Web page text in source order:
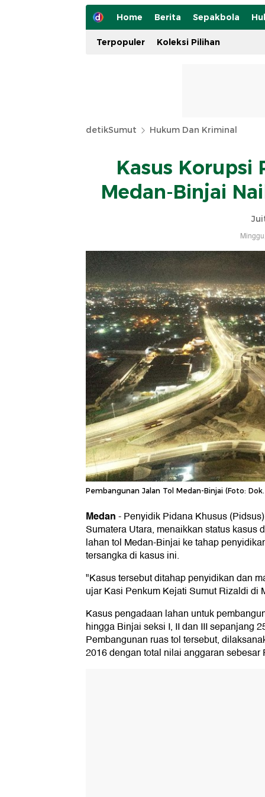
Home Berita Sepakbola
Terpopuler Koleksi Pilihan
detikSumut Hukum Dan Kriminal
Kasus Korupsi
Medan-Binjai
Pembangunan Jalan Tol Medan-Binjai (Foto:
Medan-Penyidik Pidana Khusus
Sumatera Utara, menaikkan status kasus
lahan tol Medan-Binjai ke tahap
tersangka di kasus ini.
"Kasus tersebut ditahap penyidikan dan
ujar Kasi Penkum Kejati Sumut Rizaldi di
Kasus pengadaan lahan untuk
hingga Binjai seksi I, II dan III sepanjang
Pembangunan ruas tol tersebut,
2016 dengan total nilai anggaran sebesar